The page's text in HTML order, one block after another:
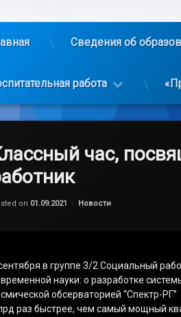
Сведения об
работа
час,
on 01.09.2021
Обновлено на
by
Категории:
Новости
в группе 3/2 Социальный
науки: о разработке
обсерваторией “Спектр-
раз быстрее, чем самый мощный